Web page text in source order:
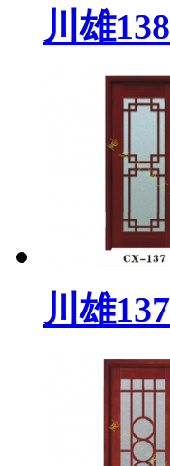
川雄138
川雄137